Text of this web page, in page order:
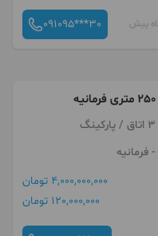
091095***30
- فرمانیه
4,000,000,000 تومان
120,000,000 تومان